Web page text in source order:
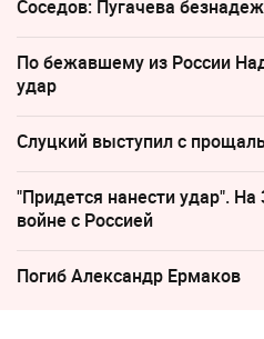
Соседов: Пугачева
По бежавшему из России
удар
Слуцкий выступил с
"Придется нанести удар".
войне с Россией
Погиб Александр Ермаков